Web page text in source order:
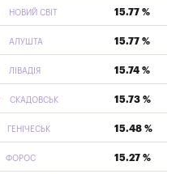
НОВИЙ СВІТ 15.77 %
АЛУШТА 15.77 %
ЛІВАДІЯ 15.74 %
СКАДОВСЬК 15.73 %
ГЕНІЧЕСЬК 15.48 %
ФОРОС 15.27 %